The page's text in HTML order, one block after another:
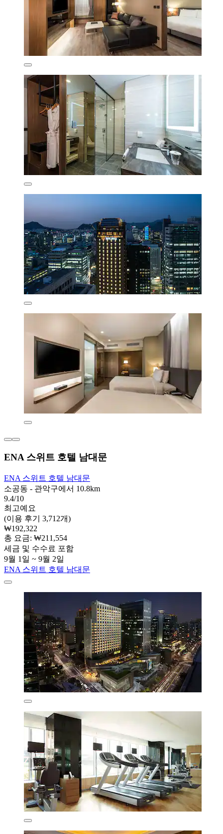
ENA 스위트 호텔 남대문
ENA 스위트 호텔 남대문
소공동 - 관악구에서 10.8km
9.4/10
최고예요
(이용 후기 3,712개)
₩192,322
총 요금: ₩211,554
세금 및 수수료 포함
9월 1일 ~ 9월 2일
ENA 스위트 호텔 남대문